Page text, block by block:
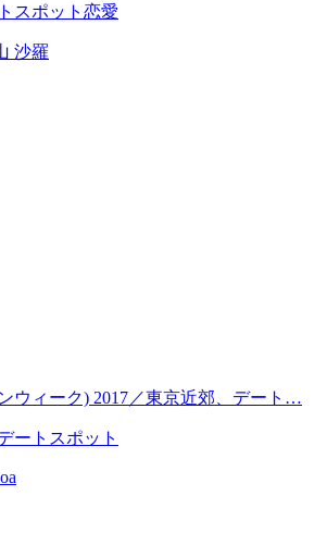
スポット 恋愛
沙羅
ウィーク) 2017／東京近郊、デート…
ートスポット